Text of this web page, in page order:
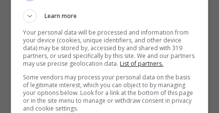
nuova avventura?
Non è ancora chiaro il suo impegno nella
categoria, ma non è da escludere che
possa essere l’inizio di una nuova
avventura. “Se a un certo punto la
partecipazione da ospite nel DTM dovesse
Learn more
Your personal data will be processed and information from
your device (cookies, unique identifiers, and other device
data) may be stored by, accessed by and shared with 319
partners, or used specifically by this site. We and our partners
may use precise geolocation data. List of partners.
Some vendors may process your personal data on the basis
of legitimate interest, which you can object to by managing
your options below. Look for a link at the bottom of this page
or in the site menu to manage or withdraw consent in privacy
and cookie settings.